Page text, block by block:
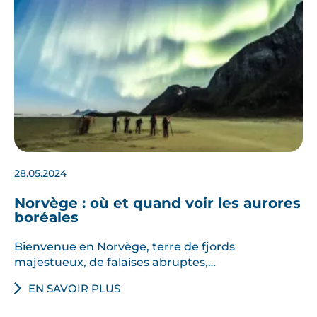
28.05.2024
Norvège : où et quand voir les aurores
boréales
Bienvenue en Norvège, terre de fjords
majestueux, de falaises abruptes,…
EN SAVOIR PLUS